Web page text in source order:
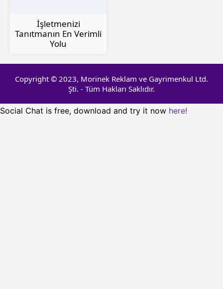
İşletmenizi
Tanıtmanın En Verimli
Yolu
Copyright © 2023, Morinek Reklam ve Gayrimenkul Ltd.
Şti. - Tüm Hakları Saklıdır.
Social Chat is free, download and try it now here!